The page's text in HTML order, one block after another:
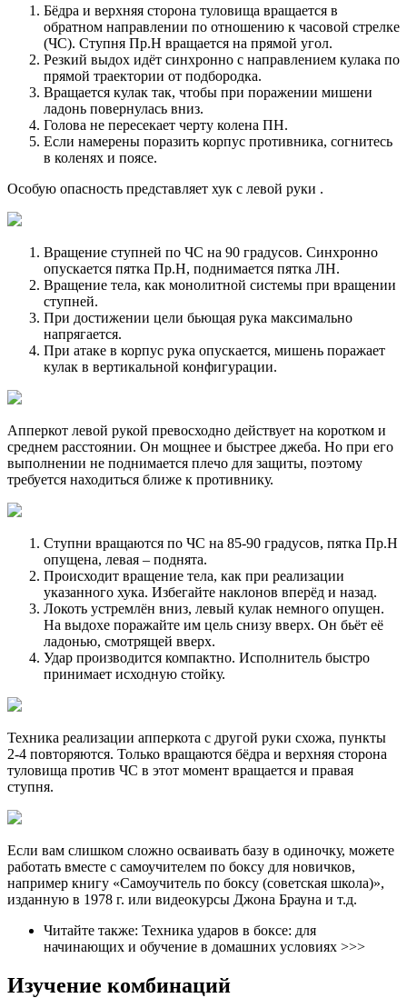
Бёдра и верхняя сторона туловища вращается в
обратном направлении по отношению к часовой стрелке
(ЧС). Ступня Пр.Н вращается на прямой угол.
Резкий выдох идёт синхронно с направлением кулака по
прямой траектории от подбородка.
Вращается кулак так, чтобы при поражении мишени
ладонь повернулась вниз.
Голова не пересекает черту колена ПН.
Если намерены поразить корпус противника, согнитесь
в коленях и поясе.
Особую опасность представляет хук с левой руки .
Вращение ступней по ЧС на 90 градусов. Синхронно
опускается пятка Пр.Н, поднимается пятка ЛН.
Вращение тела, как монолитной системы при вращении
ступней.
При достижении цели бьющая рука максимально
напрягается.
При атаке в корпус рука опускается, мишень поражает
кулак в вертикальной конфигурации.
Апперкот левой рукой превосходно действует на коротком и
среднем расстоянии. Он мощнее и быстрее джеба. Но при его
выполнении не поднимается плечо для защиты, поэтому
требуется находиться ближе к противнику.
Ступни вращаются по ЧС на 85-90 градусов, пятка Пр.Н
опущена, левая – поднята.
Происходит вращение тела, как при реализации
указанного хука. Избегайте наклонов вперёд и назад.
Локоть устремлён вниз, левый кулак немного опущен.
На выдохе поражайте им цель снизу вверх. Он бьёт её
ладонью, смотрящей вверх.
Удар производится компактно. Исполнитель быстро
принимает исходную стойку.
Техника реализации апперкота с другой руки схожа, пункты
2-4 повторяются. Только вращаются бёдра и верхняя сторона
туловища против ЧС в этот момент вращается и правая
ступня.
Если вам слишком сложно осваивать базу в одиночку, можете
работать вместе с самоучителем по боксу для новичков,
например книгу «Самоучитель по боксу (советская школа)»,
изданную в 1978 г. или видеокурсы Джона Брауна и т.д.
Читайте также: Техника ударов в боксе: для
начинающих и обучение в домашних условиях >>>
Изучение комбинаций